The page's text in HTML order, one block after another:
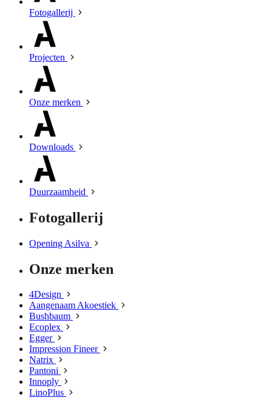
Fotogallerij
Projecten
Onze merken
Downloads
Duurzaamheid
Fotogallerij
Opening Asilva
Onze merken
4Design
Aangenaam Akoestiek
Bushbaum
Ecoplex
Egger
Impression Fineer
Natrix
Pantoni
Innoply
LinoPlus